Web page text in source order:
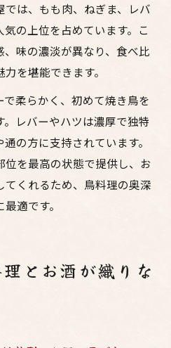
は、もも肉、ねぎま、レバ
の上位を占めています。こ
味の濃淡が異なり、食べ比
を堪能できます。
柔らかく、初めて焼き鳥を
レバーやハツは濃厚で独特
の方に支持されています。
を最高の状態で提供し、お
くれるため、鳥料理の奥深
適です。
とお酒が織りな